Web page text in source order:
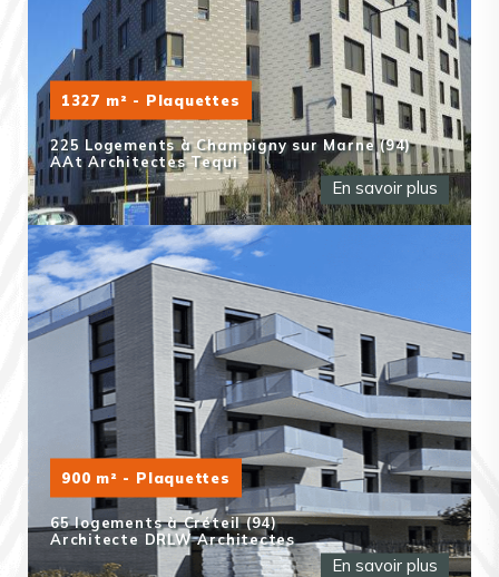
1327 m² - Plaquettes
225 Logements à Champigny sur Marne (94)
AAt Architectes Tequi
En savoir plus
900 m² - Plaquettes
65 logements à Créteil (94)
Architecte DRLW Architectes
En savoir plus